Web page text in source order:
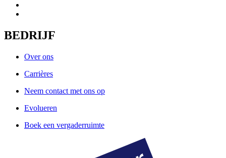
BEDRIJF
Over ons
Carrières
Neem contact met ons op
Evolueren
Boek een vergaderruimte